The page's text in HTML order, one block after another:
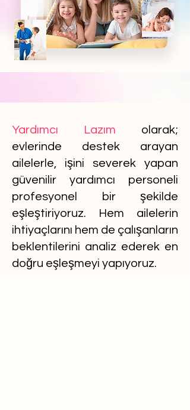
Yardımcı Lazım olarak;
evlerinde destek arayan
ailelerle, işini severek yapan
güvenilir yardımcı personeli
profesyonel bir şekilde
eşleştiriyoruz. Hem ailelerin
ihtiyaçlarını hem de çalışanların
beklentilerini analiz ederek en
doğru eşleşmeyi yapıyoruz.